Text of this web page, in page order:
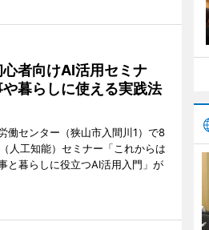
者向けAI活用セミナ
暮らしに使える実践法
働センター（狭山市入間川1）で8
人工知能）セミナー「これからは
と暮らしに役立つAI活用入門」が